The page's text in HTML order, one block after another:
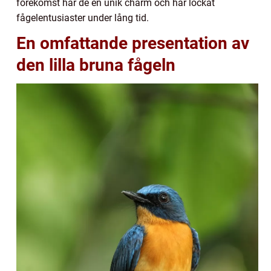
förekomst har de en unik charm och har lockat
fågelentusiaster under lång tid.
En omfattande presentation av
den lilla bruna fågeln